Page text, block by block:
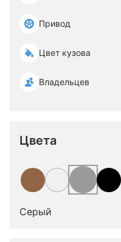
Привод
Цвет кузова
Владельцев
Цвета
Серый